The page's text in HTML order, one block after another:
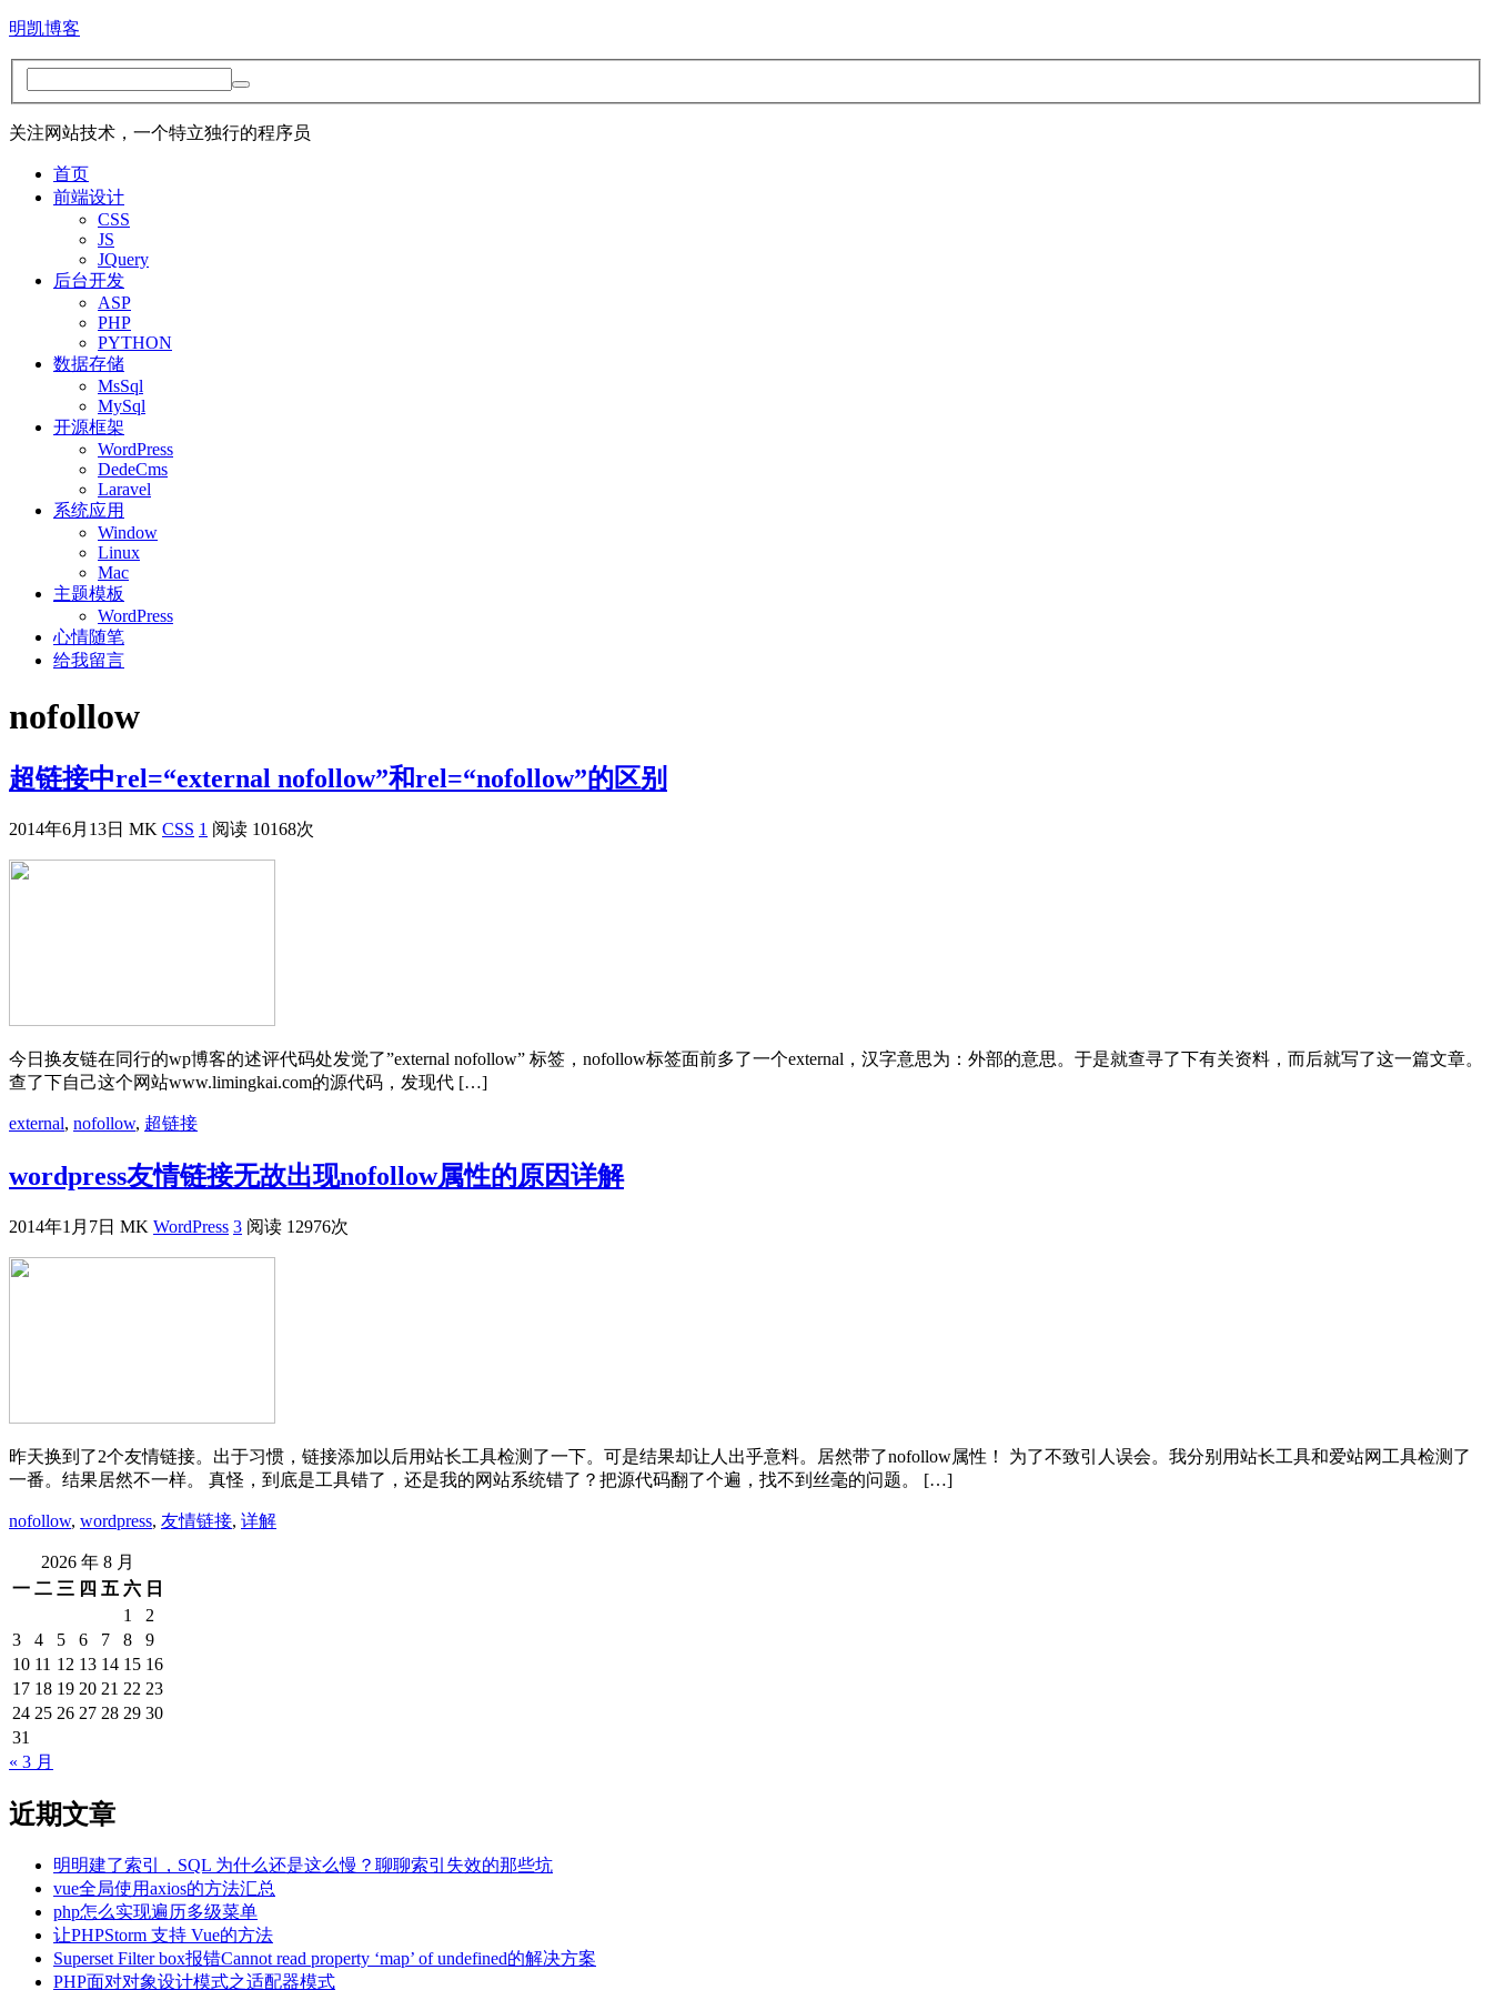
明凯博客
关注网站技术，一个特立独行的程序员
首页
前端设计
CSS
JS
JQuery
后台开发
ASP
PHP
PYTHON
数据存储
MsSql
MySql
开源框架
WordPress
DedeCms
Laravel
系统应用
Window
Linux
Mac
主题模板
WordPress
心情随笔
给我留言
nofollow
超链接中rel=“external nofollow”和rel=“nofollow”的区别
2014年6月13日 MK CSS 1 阅读 10168次
今日换友链在同行的wp博客的述评代码处发觉了”external nofollow” 标签，nofollow标签面前多了一个external，汉字意思为：外部的意思。于是就查寻了下有关资料，而后就写了这一篇文章。
查了下自己这个网站www.limingkai.com的源代码，发现代 […]
external, nofollow, 超链接
wordpress友情链接无故出现nofollow属性的原因详解
2014年1月7日 MK WordPress 3 阅读 12976次
昨天换到了2个友情链接。出于习惯，链接添加以后用站长工具检测了一下。可是结果却让人出乎意料。居然带了nofollow属性！ 为了不致引人误会。我分别用站长工具和爱站网工具检测了
一番。结果居然不一样。 真怪，到底是工具错了，还是我的网站系统错了？把源代码翻了个遍，找不到丝毫的问题。 […]
nofollow, wordpress, 友情链接, 详解
2026 年 8 月
一 二 三 四 五 六 日
1
2
3
4 5 6 7 8
9
10 11 12 13 14 15 16
17 18 19 20 21 22 23
24 25 26 27 28 29 30
31
« 3 月
近期文章
明明建了索引，SQL 为什么还是这么慢？聊聊索引失效的那些坑
vue全局使用axios的方法汇总
php怎么实现遍历多级菜单
让PHPStorm 支持 Vue的方法
Superset Filter box报错Cannot read property ‘map’ of undefined的解决方案
PHP面对对象设计模式之适配器模式